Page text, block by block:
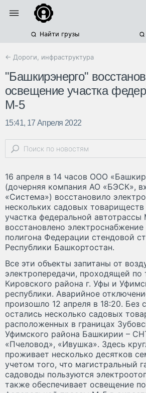
Найти грузы
← Дороги, инфраструктура
"Башкирэнерго"
освещение участка
М-5
15:41, 17 Апреля 2022
16 апреля в 14 часов ООО
(дочерняя компания АО «БЭСК»,
«Система») восстановило
нескольких садовых
участка федеральной
восстановлено электроснабжение
полигона Федерации стендовой
Республики Башкортостан.
Все эти объекты запитаны от
электропередачи, проходящей по
Кировского района г. Уфы и
республики. Аварийное
произошло 12 апреля в 18:20. Без
остались несколько садовых
расположенных в границах
Уфимского района Башкирии –
«Пчеловод», «Ивушка». Здесь
проживает несколько десятков
учетом того, что магистральный
садоводы пользуются
также обеспечивает освещение